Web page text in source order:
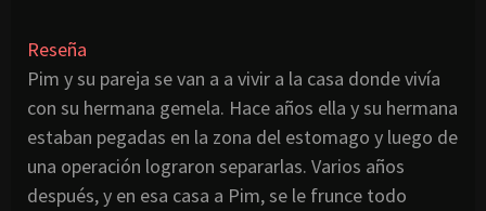
Reseña
Pim y su pareja se van a a vivir a la casa donde vivía
con su hermana gemela. Hace años ella y su hermana
estaban pegadas en la zona del estomago y luego de
una operación lograron separarlas. Varios años
después, y en esa casa a Pim, se le frunce todo